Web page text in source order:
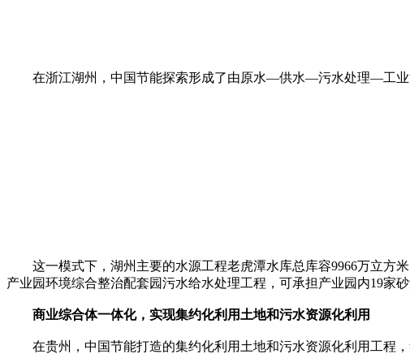
在浙江湖州，中国节能探索形成了由原水—供水—污水处理—工业
这一模式下，湖州主要的水源工程老虎潭水库总库容9966万立方米
产业园环境综合整治配套园污水给水处理工程，可承担产业园内19家
商业综合体一体化，实现集约化利用土地和污水资源化利用
在贵州，中国节能打造的集约化利用土地和污水资源化利用工程，